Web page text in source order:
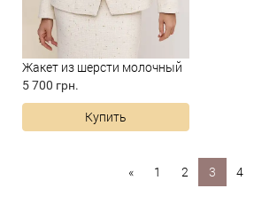
Жакет из шерсти молочный
5 700 грн.
Купить
« 1 2 3 4